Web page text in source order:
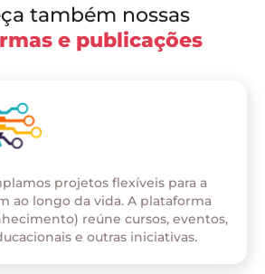
também nossas
e publicações
projetos flexíveis para a
ao longo da vida. A plataforma
reúne cursos, eventos,
e outras iniciativas.